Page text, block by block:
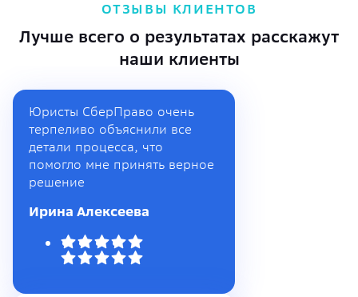
ОТЗЫВЫ КЛИЕНТОВ
Лучше всего о результатах расскажут
наши клиенты
Юристы СберПраво очень
терпеливо объяснили все
детали процесса, что
помогло мне принять верное
решение
Ирина Алексеева